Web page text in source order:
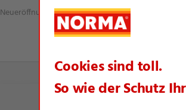
Neueröffnung nach Umzug